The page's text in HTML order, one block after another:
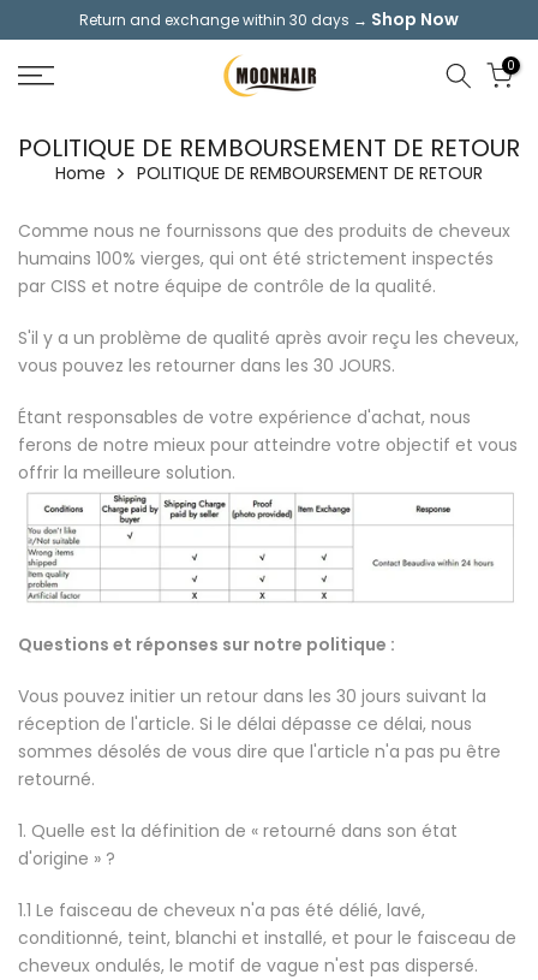
content
Return and exchange within 30 days → Shop Now
0
POLITIQUE DE REMBOURSEMENT DE RETOUR
Home POLITIQUE DE REMBOURSEMENT DE RETOUR
Comme nous ne fournissons que des produits de cheveux
humains 100% vierges, qui ont été strictement inspectés
par CISS et notre équipe de contrôle de la qualité.
S'il y a un problème de qualité après avoir reçu les cheveux,
vous pouvez les retourner dans les 30 JOURS.
Étant responsables de votre expérience d'achat, nous
ferons de notre mieux pour atteindre votre objectif et vous
offrir la meilleure solution.
Questions et réponses sur notre politique :
Vous pouvez initier un retour dans les 30 jours suivant la
réception de l'article. Si le délai dépasse ce délai, nous
sommes désolés de vous dire que l'article n'a pas pu être
retourné.
1. Quelle est la définition de « retourné dans son état
d'origine » ?
1.1 Le faisceau de cheveux n'a pas été délié, lavé,
conditionné, teint, blanchi et installé, et pour le faisceau de
cheveux ondulés, le motif de vague n'est pas dispersé.